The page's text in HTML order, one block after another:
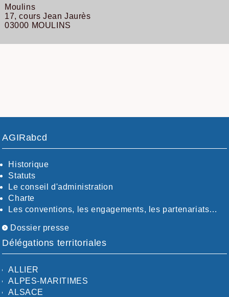
Moulins
17, cours Jean Jaurès
03000 MOULINS
AGIRabcd
Historique
Statuts
Le conseil d'administration
Charte
Les conventions, les engagements, les partenariats…
Dossier presse
Délégations territoriales
ALLIER
ALPES-MARITIMES
ALSACE